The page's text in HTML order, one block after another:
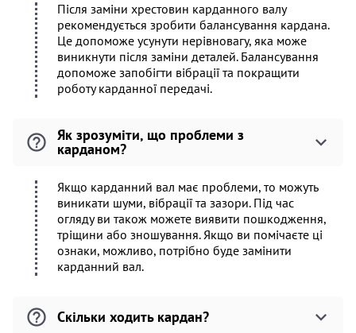
Після заміни хрестовин карданного валу
рекомендується зробити балансування кардана.
Це допоможе усунути нерівновагу, яка може
виникнути після заміни деталей. Балансування
допоможе запобігти вібрації та покращити
роботу карданної передачі.
Як зрозуміти, що проблеми з
карданом?
Якщо карданний вал має проблеми, то можуть
виникати шуми, вібрації та зазори. Під час
огляду ви також можете виявити пошкодження,
тріщини або зношування. Якщо ви помічаєте ці
ознаки, можливо, потрібно буде замінити
карданний вал.
Скільки ходить кардан?